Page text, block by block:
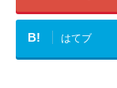
B! はてブ